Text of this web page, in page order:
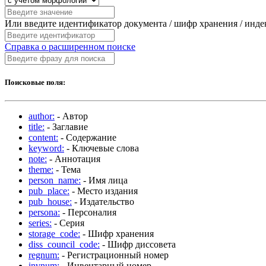
Или введите идентификатор документа / шифр хранения /
Справка о расширенном поиске
Поисковые поля:
author: - Автор
title: - Заглавие
content: - Содержание
keyword: - Ключевые слова
note: - Аннотация
theme: - Тема
person_name: - Имя лица
pub_place: - Место издания
pub_house: - Издательство
persona: - Персоналия
series: - Серия
storage_code: - Шифр хранения
diss_council_code: - Шифр диссовета
regnum: - Регистрационный номер